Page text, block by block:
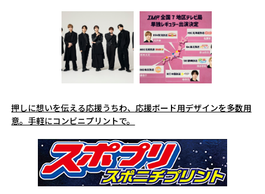
押しに想いを伝える応援うちわ、応援ボード用デザインを多数用
意。手軽にコンビニプリントで。